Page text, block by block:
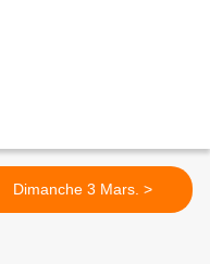
Dimanche 3 Mars. >